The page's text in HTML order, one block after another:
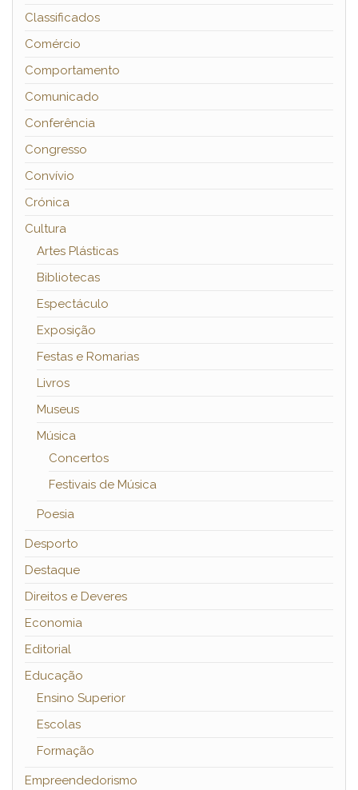
Classificados
Comércio
Comportamento
Comunicado
Conferência
Congresso
Convívio
Crónica
Cultura
Artes Plásticas
Bibliotecas
Espectáculo
Exposição
Festas e Romarias
Livros
Museus
Música
Concertos
Festivais de Música
Poesia
Desporto
Destaque
Direitos e Deveres
Economia
Editorial
Educação
Ensino Superior
Escolas
Formação
Empreendedorismo